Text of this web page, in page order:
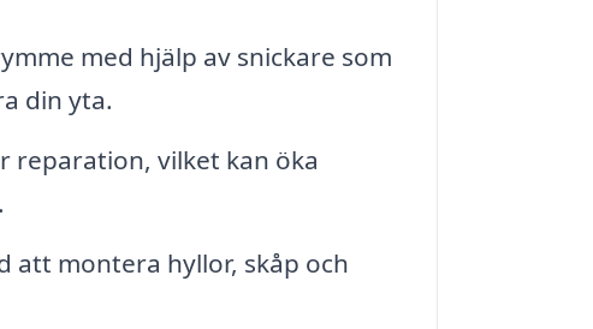
med hjälp av snickare som
din yta.
reparation, vilket kan öka
att montera hyllor, skåp och